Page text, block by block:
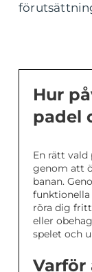
Hur
padel
En rätt vald
genom att
banan.
funktionella
röra dig
eller
spelet och